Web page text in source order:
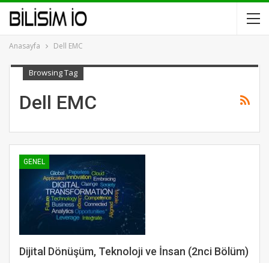
Anasayfa Dell EMC
Browsing Tag
Dell EMC
GENEL
Dijital Dönüşüm, Teknoloji ve İnsan (2nci Bölüm)